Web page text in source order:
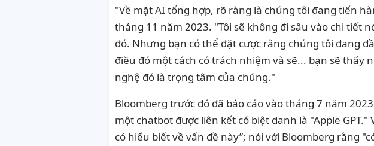
"Về mặt AI tổng hợp, rõ ràng là chúng tôi đang tiến
tháng 11 năm 2023. "Tôi sẽ không đi sâu vào chi tiết
đó. Nhưng bạn có thể đặt cược rằng chúng tôi đang
điều đó một cách có trách nhiệm và sẽ... bạn sẽ
nghệ đó là trọng tâm của chúng."
Bloomberg trước đó đã báo cáo vào tháng 7 năm 2023
một chatbot được liên kết có biệt danh là "Apple
có hiểu biết về vấn đề này”; nói với Bloomberg rằng